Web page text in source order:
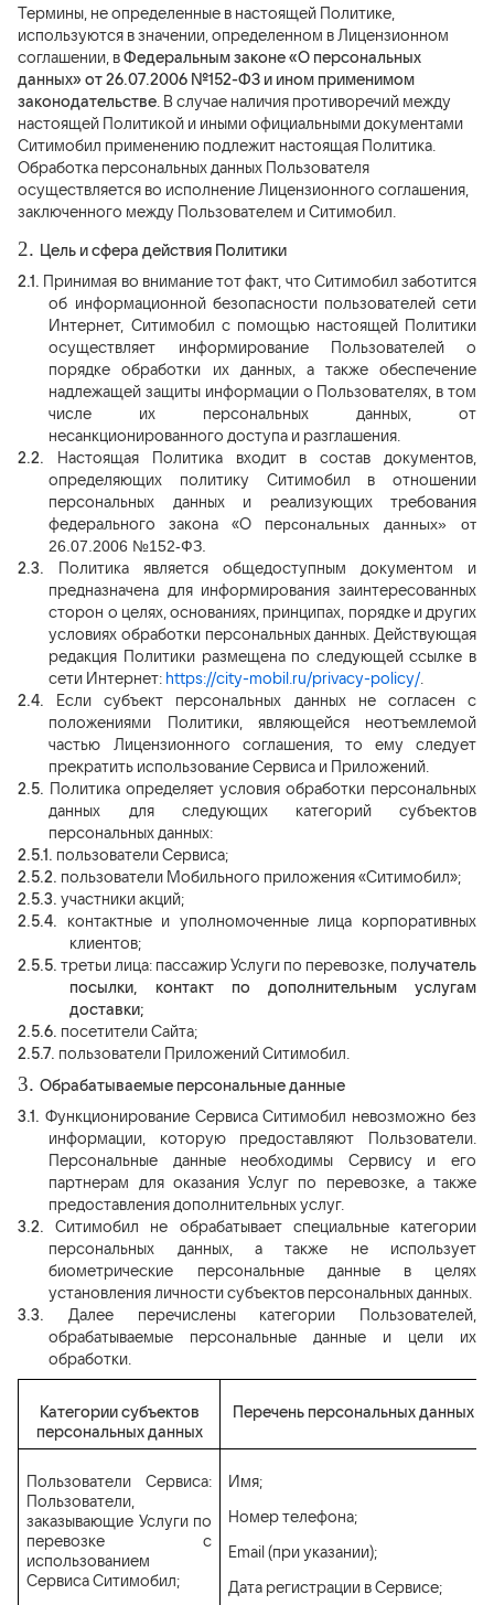
Термины, не определенные в настоящей Политике,
используются в значении, определенном в Лицензионном
соглашении, вФедеральным законе «О персональных
данных» от 26.07.2006 №152-ФЗ и ином применимом
законодательстве. В случае наличия противоречий между
настоящей Политикой и иными официальными документами
Ситимобил применению подлежит настоящая Политика.
Обработка персональных данных Пользователя
осуществляется во исполнение Лицензионного соглашения,
заключенного между Пользователем и Ситимобил.
2. Цель и сфера действия Политики
2.1. Принимая во внимание тот факт, что Ситимобил заботится
об информационной безопасности пользователей сети
Интернет, Ситимобил с помощью настоящей Политики
осуществляет информирование Пользователей о
порядке обработки их данных, а также обеспечение
надлежащей защиты информации о Пользователях, в том
числе их персональных данных, от
несанкционированного доступа и разглашения.
2.2.
Настоящая Политика входит в состав документов,
определяющих политику Ситимобил в отношении
персональных данных и реализующих требования
федерального закона «О персональных данных» от
26.07.2006 №152-ФЗ.
2.3.
Политика является общедоступным документом и
предназначена для информирования заинтересованных
сторон о целях, основаниях, принципах, порядке и других
условиях обработки персональных данных. Действующая
редакция Политики размещена по следующей ссылке в
сети Интернет: https://city-mobil.ru/privacy-policy/.
2.4.
Если субъект персональных данных не согласен с
положениями Политики, являющейся неотъемлемой
частью Лицензионного соглашения, то ему следует
прекратить использование Сервиса и Приложений.
2.5. Политика определяет условия обработки персональных
данных для следующих категорий субъектов
персональных данных:
2.5.1. пользователи Сервиса;
2.5.2. пользователи Мобильного приложения «Ситимобил»;
2.5.3. участники акций;
2.5.4.
контактные и уполномоченные лица корпоративных
клиентов;
2.5.5. третьи лица: пассажирУслуги по перевозке, получатель
посылки, контакт по дополнительным услугам
доставки;
2.5.6. посетители Сайта;
2.5.7. пользователи Приложений Ситимобил.
3. Обрабатываемые персональные данные
3.1. Функционирование Сервиса Ситимобил невозможно без
информации, которую предоставляют Пользователи.
Персональные данные необходимы Сервису и его
партнерам для оказания Услуг по перевозке, а также
предоставления дополнительных услуг.
3.2.
Ситимобил не обрабатывает специальные категории
персональных данных, а также не использует
биометрические персональные данные в целях
установления личности субъектов персональных данных.
3.3.
Далее перечислены категории Пользователей,
обрабатываемые персональные данные и цели их
обработки.
Категории субъектов
персональных данных
Перечень персональных данных
Пользователи Сервиса:
Пользователи,
заказывающие Услуги по
перевозке с
использованием
Сервиса Ситимобил;
Имя;
Номер телефона;
Email (при указании);
Дата регистрации в Сервисе;